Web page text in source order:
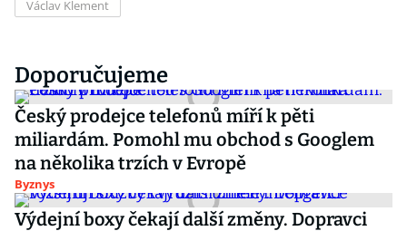
Václav Klement
Doporučujeme
Český prodejce telefonů míří k pěti
miliardám. Pomohl mu obchod s Googlem
na několika trzích v Evropě
Byznys
Výdejní boxy čekají další změny. Dopravci